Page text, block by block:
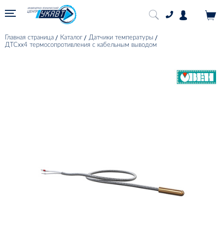
Главная страница Каталог
Датчики температуры
ДТСхх4 термосопротивления с кабельным выводом